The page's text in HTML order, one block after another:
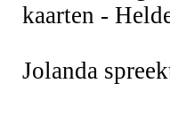
kaarten -
Jolanda